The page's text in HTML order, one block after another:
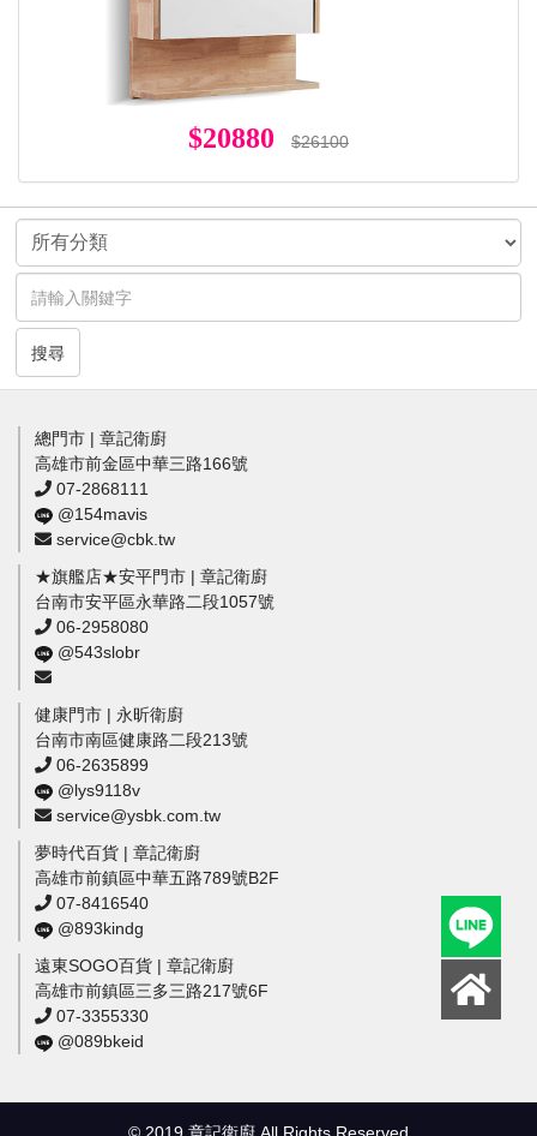
$20880 $26100
搜尋
總門市 | 章記衛廚
高雄市前金區中華三路166號
07-2868111
@154mavis
service@cbk.tw
★旗艦店★安平門市 | 章記衛廚
台南市安平區永華路二段1057號
06-2958080
@543slobr
健康門市 | 永昕衛廚
台南市南區健康路二段213號
06-2635899
@lys9118v
service@ysbk.com.tw
夢時代百貨 | 章記衛廚
高雄市前鎮區中華五路789號B2F
07-8416540
@893kindg
遠東SOGO百貨 | 章記衛廚
高雄市前鎮區三多三路217號6F
07-3355330
@089bkeid